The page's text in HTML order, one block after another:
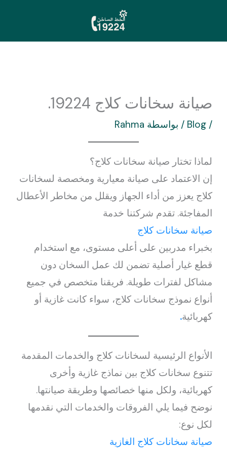
المحتوى
صيانة سخانات كلاج 19224.
/
Blog / بواسطة Rahma
لماذا تختار صيانة سخانات كلاج؟
إن الاعتماد على صيانة معيارية ومخصصة لسخانات
كلاج يعزز من أداء الجهاز ويقلل من مخاطر الأعطال
المفاجئة. تقدم شركتنا خدمة
صيانة سخانات كلاج
بخبراء مدربين على أعلى مستوى، مع استخدام
قطع غيار أصلية تضمن لك عمل السخان دون
مشاكل لفترات طويلة. فريقنا متخصص في جميع
أنواع نموذج سخانات كلاج، سواء كانت غازية أو
كهربائية.
الأنواع الرئيسية لسخانات كلاج والخدمات المقدمة
تتنوع سخانات كلاج بين نماذج غازية وأخرى
كهربائية، ولكل منها خصائصها وطريقة صيانتها.
نوضح فيما يلي الفروقات والخدمات التي نقدمها
لكل نوع:
صيانة سخانات كلاج الغازية